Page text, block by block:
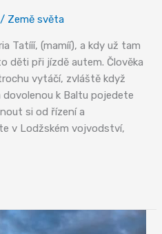
Země světa
Tatííí, (mamíí), a kdy už tam
děti při jízdě autem. Člověka
vytáčí, zvláště když
k Baltu pojedete
si od řízení a
v Lodžském vojvodství,